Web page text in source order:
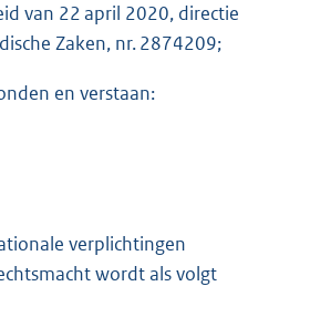
van 22 april 2020, directie
Zaken, nr. 2874209;
en verstaan:
verplichtingen
wordt als volgt